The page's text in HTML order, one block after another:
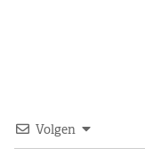
Volgen